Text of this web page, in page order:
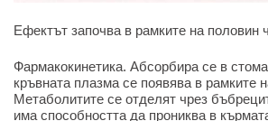
Ефектът започва в рамките на
Фармакокинетика. Абсорбира се в
кръвната плазма се появява в рамките
Метаболитите се отделят чрез
има способността да прониква в